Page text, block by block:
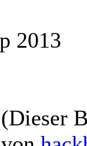
2013
(Dieser